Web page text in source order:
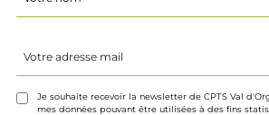
adresse
mail
(Nécessaire)
Je souhaite recevoir la newsletter de CPTS Val
mes données pouvant être utilisées à des fins